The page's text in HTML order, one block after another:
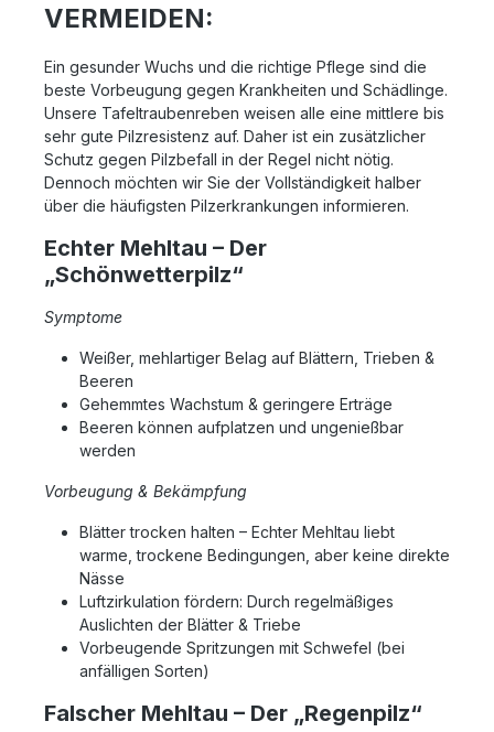
VERMEIDEN:
Ein gesunder Wuchs und die richtige Pflege sind die
beste Vorbeugung gegen Krankheiten und Schädlinge.
Unsere Tafeltraubenreben weisen alle eine mittlere bis
sehr gute Pilzresistenz auf. Daher ist ein zusätzlicher
Schutz gegen Pilzbefall in der Regel nicht nötig.
Dennoch möchten wir Sie der Vollständigkeit halber
über die häufigsten Pilzerkrankungen informieren.
Echter Mehltau – Der
„Schönwetterpilz“
Symptome
Weißer, mehlartiger Belag auf Blättern, Trieben &
Beeren
Gehemmtes Wachstum & geringere Erträge
Beeren können aufplatzen und ungenießbar
werden
Vorbeugung & Bekämpfung
Blätter trocken halten – Echter Mehltau liebt
warme, trockene Bedingungen, aber keine direkte
Nässe
Luftzirkulation fördern: Durch regelmäßiges
Auslichten der Blätter & Triebe
Vorbeugende Spritzungen mit Schwefel (bei
anfälligen Sorten)
Falscher Mehltau – Der „Regenpilz“